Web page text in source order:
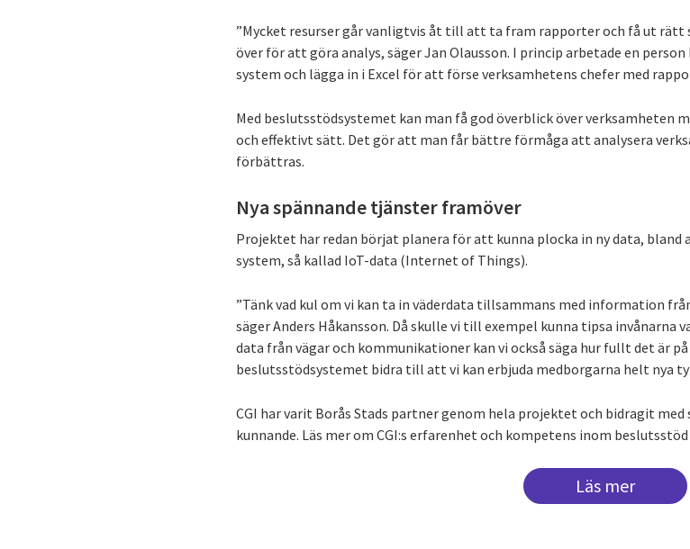
”Mycket resurser går vanligtvis åt till att ta fram rapporter och få ut
över för att göra analys, säger Jan Olausson. I princip arbetade en
system och lägga in i Excel för att förse verksamhetens chefer med
Med beslutsstödsystemet kan man få god överblick över verksamheten
och effektivt sätt. Det gör att man får bättre förmåga att analysera
förbättras.
Nya spännande tjänster framöver
Projektet har redan börjat planera för att kunna plocka in ny data, bland
system, så kallad IoT-data (Internet of Things).
”Tänk vad kul om vi kan ta in väderdata tillsammans med information
säger Anders Håkansson. Då skulle vi till exempel kunna tipsa invånarna
data från vägar och kommunikationer kan vi också säga hur fullt det är
beslutsstödsystemet bidra till att vi kan erbjuda medborgarna helt nya
CGI har varit Borås Stads partner genom hela projektet och bidragit
kunnande. Läs mer om CGI:s erfarenhet och kompetens inom
Läs mer